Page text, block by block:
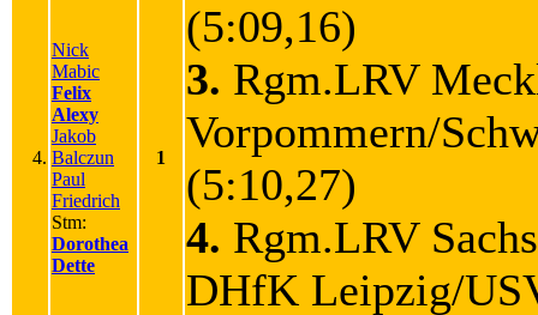
4.
Nick
Mabic
Felix
Alexy
Jakob
Balczun
Paul
Friedrich
Stm:
Dorothea
Dette
1
(5:09,16)
3. Rgm.LRV
Vorpommern/
(5:10,27)
4. Rgm.LRV
DHfK Leipzig/